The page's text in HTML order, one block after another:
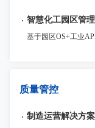
智慧化工园区管
质量管控
制造运营解决方案